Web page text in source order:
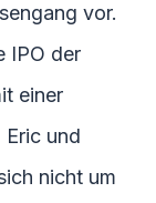
vor.
IPO der
einer
Eric und
nicht um